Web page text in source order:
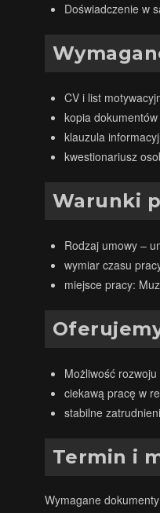
Doświadczenie w
CV i list
kopia
klauzula
kwestionariusz
Warunki
Rodzaj umowy –
wymiar czasu
miejsce pracy:
Możliwość
ciekawą pracę w
stabilne
Termin i
Wymagane